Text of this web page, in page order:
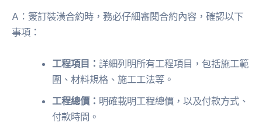
A：簽訂裝潢合約時，務必仔細審閱合約內容，確認以下
事項：
工程項目：詳細列明所有工程項目，包括施工範
圍、材料規格、施工工法等。
工程總價： 明確載明工程總價，以及付款方式、
付款時間。